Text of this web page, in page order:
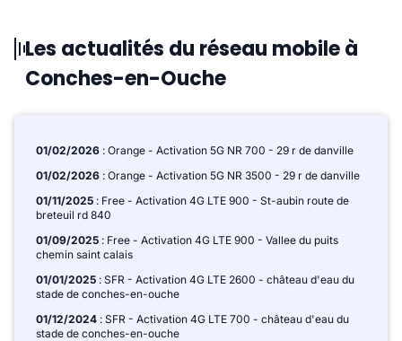
Les actualités du réseau mobile à
Conches-en-Ouche
01/02/2026 : Orange - Activation 5G NR 700 - 29 r de danville
01/02/2026 : Orange - Activation 5G NR 3500 - 29 r de danville
01/11/2025 : Free - Activation 4G LTE 900 - St-aubin route de
breteuil rd 840
01/09/2025 : Free - Activation 4G LTE 900 - Vallee du puits
chemin saint calais
01/01/2025 : SFR - Activation 4G LTE 2600 - château d'eau du
stade de conches-en-ouche
01/12/2024 : SFR - Activation 4G LTE 700 - château d'eau du
stade de conches-en-ouche